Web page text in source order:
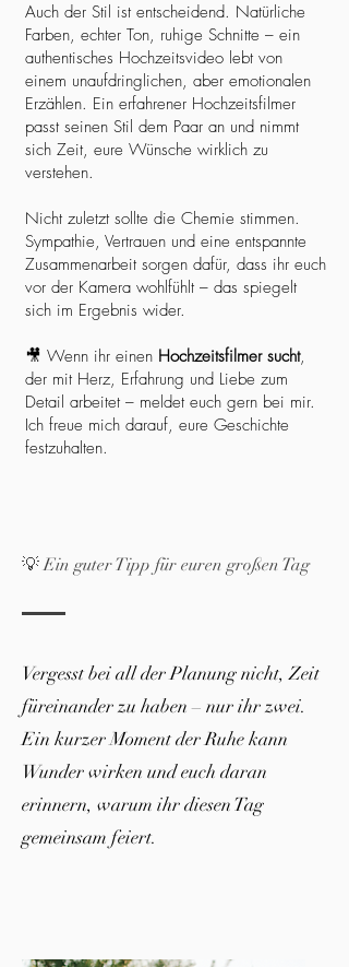
Auch der Stil ist entscheidend. Natürliche
Farben, echter Ton, ruhige Schnitte – ein
authentisches Hochzeitsvideo lebt von
einem unaufdringlichen, aber emotionalen
Erzählen. Ein erfahrener Hochzeitsfilmer
passt seinen Stil dem Paar an und nimmt
sich Zeit, eure Wünsche wirklich zu
verstehen.
Nicht zuletzt sollte die Chemie stimmen.
Sympathie, Vertrauen und eine entspannte
Zusammenarbeit sorgen dafür, dass ihr euch
vor der Kamera wohlfühlt – das spiegelt
sich im Ergebnis wider.
🎥 Wenn ihr einen Hochzeitsfilmer sucht,
der mit Herz, Erfahrung und Liebe zum
Detail arbeitet – meldet euch gern bei mir.
Ich freue mich darauf, eure Geschichte
festzuhalten.
💡 Ein guter Tipp für euren großen Tag
Vergesst bei all der Planung nicht, Zeit
füreinander zu haben – nur ihr zwei.
Ein kurzer Moment der Ruhe kann
Wunder wirken und euch daran
erinnern, warum ihr diesen Tag
gemeinsam feiert.